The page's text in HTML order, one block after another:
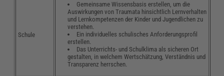
Schule
Gemeinsame Wissensbasis erstellen, um die
Auswirkungen von Traumata hinsichtlich Lernverhalten
und Lernkompetenzen der Kinder und Jugendlichen zu
verstehen.
Ein individuelles schulisches Anforderungsprofil
erstellen.
Das Unterrichts- und Schulklima als sicheren Ort
gestalten, in welchem Wertschätzung, Verständnis und
Transparenz herrschen.